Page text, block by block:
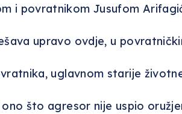
i povratnikom Jusufom
upravo ovdje, u
uglavnom starije
što agresor nije uspio